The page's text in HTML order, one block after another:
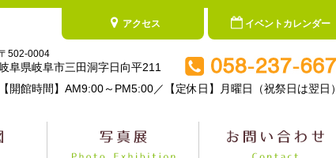
イベントカレンダー
アクセス
502-0004
阜県岐阜市三田洞字日向平211
【開館時間】AM9:00～PM5:00／【定休日】月曜日（祝祭日は翌日）